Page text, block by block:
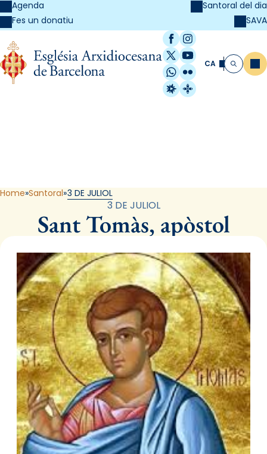
Agenda
Fes un donatiu
Santoral del dia
SAVA
Facebook
Instagram
X / Twitter
YouTube
WhatsApp
Flickr
Radio Estel
Catalunya
CA Cerca
Home Santoral 3 DE JULIOL
3 DE JULIOL
Sant Tomàs, apòstol